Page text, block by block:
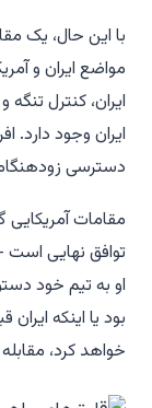
با این حال، یک
مواضع ایران و
ایران، کنترل
ایران وجود دارد.
دسترسی
مقامات
توافق نهایی است
او به تیم خود
بود یا اینکه
خواهد کرد،